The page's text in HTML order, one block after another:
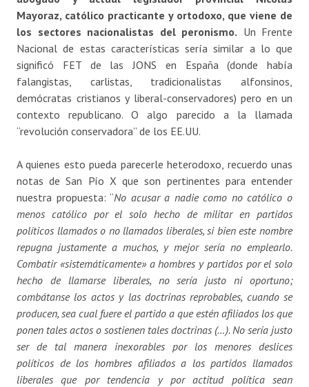
Mayoraz, católico practicante y ortodoxo, que viene de
los sectores nacionalistas del peronismo. Un Frente
Nacional de estas características sería similar a lo que
significó FET de las JONS en España (donde había
falangistas, carlistas, tradicionalistas alfonsinos,
demócratas cristianos y liberal-conservadores) pero en un
contexto republicano. O algo parecido a la llamada
“revolución conservadora” de los EE.UU.
A quienes esto pueda parecerle heterodoxo, recuerdo unas
notas de San Pío X que son pertinentes para entender
nuestra propuesta: “No acusar a nadie como no católico o
menos católico por el solo hecho de militar en partidos
políticos llamados o no llamados liberales, si bien este nombre
repugna justamente a muchos, y mejor sería no emplearlo.
Combatir «sistemáticamente» a hombres y partidos por el solo
hecho de llamarse liberales, no sería justo ni oportuno;
combátanse los actos y las doctrinas reprobables, cuando se
producen, sea cual fuere el partido a que estén afiliados los que
ponen tales actos o sostienen tales doctrinas (…). No sería justo
ser de tal manera inexorables por los menores deslices
políticos de los hombres afiliados a los partidos llamados
liberales que por tendencia y por actitud política sean